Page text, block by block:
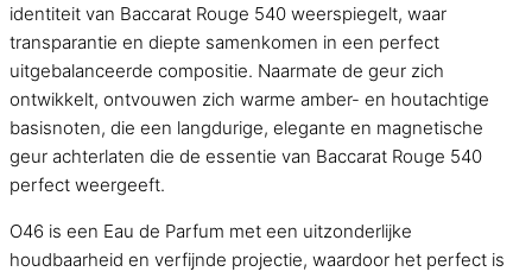
identiteit van Baccarat Rouge 540 weerspiegelt, waar
transparantie en diepte samenkomen in een perfect
uitgebalanceerde compositie. Naarmate de geur zich
ontwikkelt, ontvouwen zich warme amber- en houtachtige
basisnoten, die een langdurige, elegante en magnetische
geur achterlaten die de essentie van Baccarat Rouge 540
perfect weergeeft.
O46 is een Eau de Parfum met een uitzonderlijke
houdbaarheid en verfijnde projectie, waardoor het perfect is